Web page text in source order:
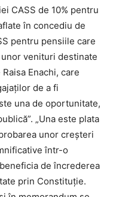
CASS de 10% pentru
în concediu de
pentru pensiile care
venituri destinate
Enachi, care
de a fi
una de oportunitate,
„Una este plata
unor creşteri
într-o
de încrederea
prin Constituţie.